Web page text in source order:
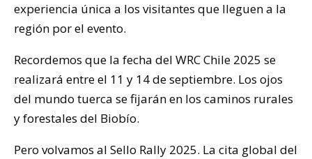
experiencia única a los visitantes que lleguen a la
región por el evento.
Recordemos que la fecha del WRC Chile 2025 se
realizará entre el 11 y 14 de septiembre. Los ojos
del mundo tuerca se fijarán en los caminos rurales
y forestales del Biobío.
Pero volvamos al Sello Rally 2025. La cita global del